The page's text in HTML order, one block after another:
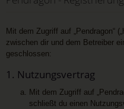
Mit dem Zugriff auf „Pendragon“
zwischen dir und dem Betreiber
geschlossen:
1. Nutzungsvertrag
Mit dem Zugriff auf
schließt du einen